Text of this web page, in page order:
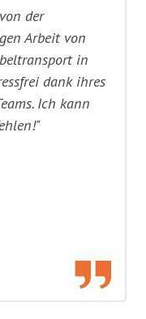
der
Arbeit von
in
dank ihres
Ich kann